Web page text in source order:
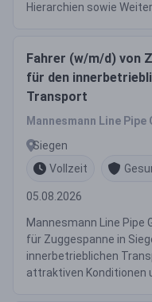
Hierarchien sowie
Fahrer (w/m/d) von
für den
Transport
Mannesmann Line Pipe
Siegen
Vollzeit
05.08.2026
Mannesmann Line Pipe
für Zuggespanne in
innerbetrieblichen
attraktiven Konditionen